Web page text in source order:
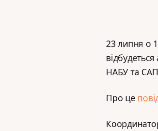
23 липня о
НАБУ та САП
Про це